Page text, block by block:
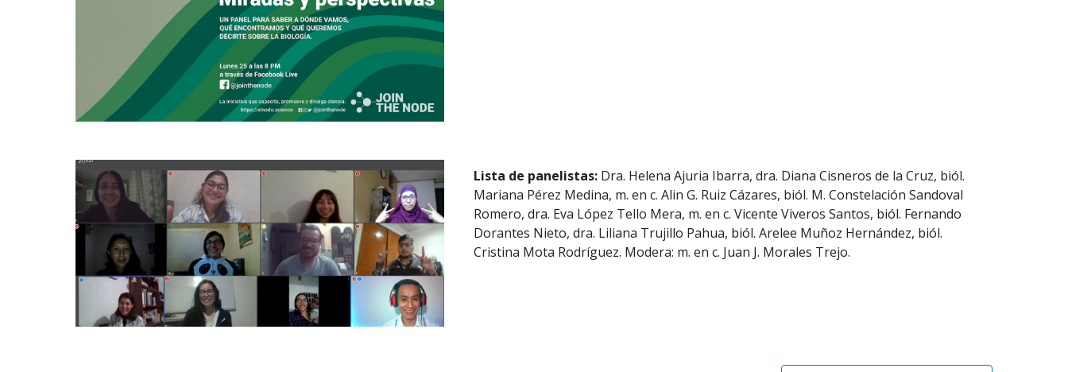
Lista de panelistas: Dra. Helena Ajuria Ibarra, dra. Diana Cisneros de la Cruz, biól.
Mariana Pérez Medina, m. en c. Alin G. Ruiz Cázares, biól. M. Constelación Sandoval
Romero, dra. Eva López Tello Mera, m. en c. Vicente Viveros Santos, biól. Fernando
Dorantes Nieto, dra. Liliana Trujillo Pahua, biól. Arelee Muñoz Hernández, biól.
Cristina Mota Rodríguez. Modera: m. en c. Juan J. Morales Trejo.